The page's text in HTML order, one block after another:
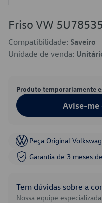
Friso VW
Compatibilidade: Saveiro
Unidade de venda:
Produto temporariamente
Avise-me
Peça Original
Garantia de 3 meses
Tem dúvidas sobre a
Nossa equipe